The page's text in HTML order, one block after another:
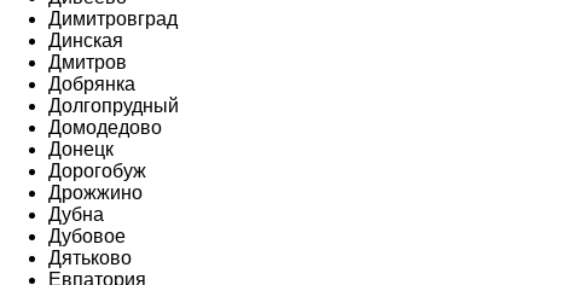
Димитровград
Динская
Дмитров
Добрянка
Долгопрудный
Домодедово
Донецк
Дорогобуж
Дрожжино
Дубна
Дубовое
Дятьково
Евпатория